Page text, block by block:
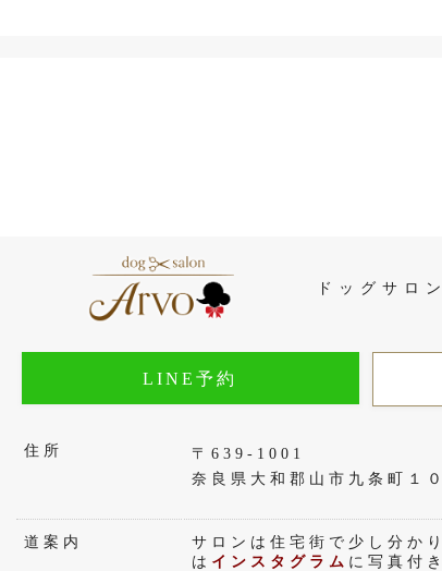
ドッグサロ
LINE予約
住所
〒639-1001
奈良県大和郡山市九条町１
道案内
サロンは住宅街で少し分か
は インスタグラム に写真付